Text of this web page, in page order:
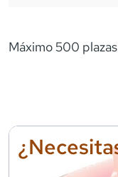
Máximo 500